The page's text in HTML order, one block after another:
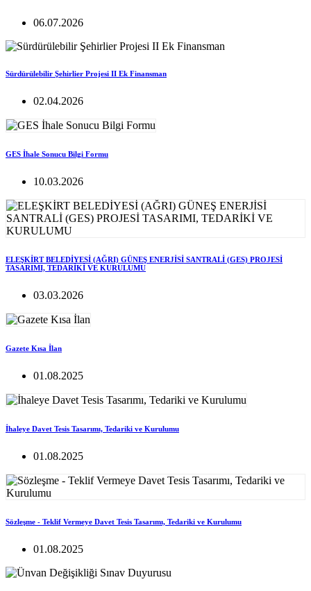
06.07.2026
Sürdürülebilir Şehirlier Projesi II Ek Finansman
02.04.2026
GES İhale Sonucu Bilgi Formu
10.03.2026
ELEŞKİRT BELEDİYESİ (AĞRI) GÜNEŞ ENERJİSİ SANTRALİ (GES) PROJESİ
TASARIMI, TEDARİKİ VE KURULUMU
03.03.2026
Gazete Kısa İlan
01.08.2025
İhaleye Davet Tesis Tasarımı, Tedariki ve Kurulumu
01.08.2025
Sözleşme - Teklif Vermeye Davet Tesis Tasarımı, Tedariki ve Kurulumu
01.08.2025